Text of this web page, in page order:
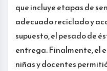
que incluye etapas de
adecuado reciclado y
supuesto, el pesado de
entrega. Finalmente, el
niñas y docentes